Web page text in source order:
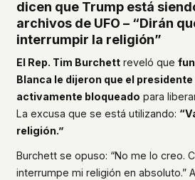
alone.
WHAT WE CAN'T CONTROL
Your internet provider can see
connected to ufouap.com (they
every website you visit). Your
resolves the domain. Standard
exist on our hosting provider's
don't use them, but we can't
exist.
We won't judge – we'd do the
dicen que Trump está
archivos de UFO – “Dirán
interrumpir la religión”
El Rep. Tim Burchettreveló que
Blanca le dijeron que el
activamente bloqueado para
La excusa que se está utilizando:
religión.”
Burchett se opuso: “No me lo creo.
interrumpe mi religión en absoluto.”